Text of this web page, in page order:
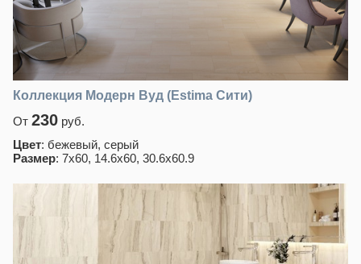
Коллекция Модерн Вуд (Estima Сити)
От 230 руб.
Цвет: бежевый, серый
Размер: 7x60, 14.6x60, 30.6x60.9